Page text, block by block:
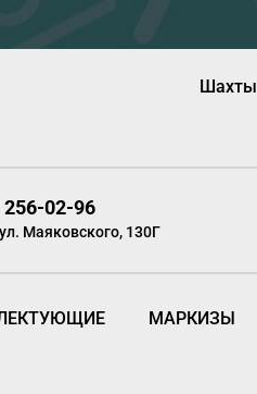
Шахты
256-02-96
Маяковского, 130Г
МАРКИЗЫ